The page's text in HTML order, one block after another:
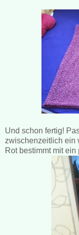
Und schon fertig!
zwischenzeitlich ein
Rot bestimmt mit ein